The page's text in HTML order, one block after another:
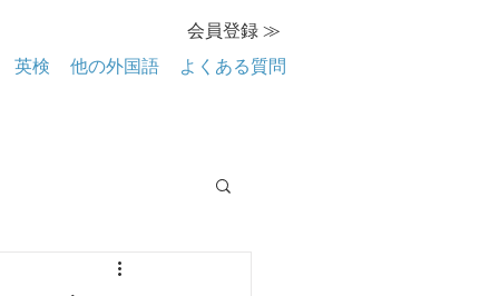
英検 他の外国語 よくある質問
会員登録 ≫